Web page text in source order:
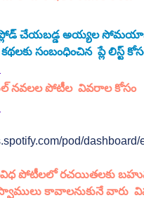
చేయబడ్డ అయ్యల
సంబంధించిన  ప్లే లిస్ట్
నవలల పోటీల  వివరాల కోసం
pod/
పోటీలలో రచయితలకు
కావాలనుకునే వారు